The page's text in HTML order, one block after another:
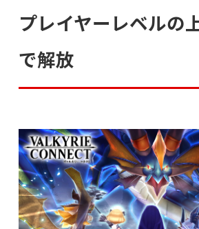
プレイヤーレベルの
で解放